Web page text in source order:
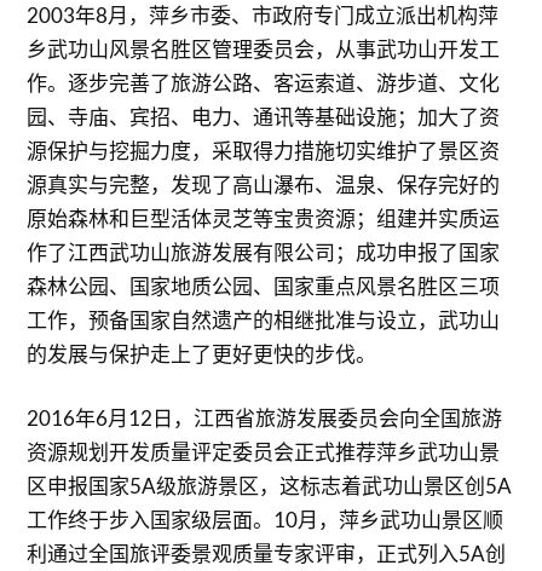
2003年8月，萍乡市委、市政府专门成立派出机构萍
乡武功山风景名胜区管理委员会，从事武功山开发工
作。逐步完善了旅游公路、客运索道、游步道、文化
园、寺庙、宾招、电力、通讯等基础设施；加大了资
源保护与挖掘力度，采取得力措施切实维护了景区资
源真实与完整，发现了高山瀑布、温泉、保存完好的
原始森林和巨型活体灵芝等宝贵资源；组建并实质运
作了江西武功山旅游发展有限公司；成功申报了国家
森林公园、国家地质公园、国家重点风景名胜区三项
工作，预备国家自然遗产的相继批准与设立，武功山
的发展与保护走上了更好更快的步伐。
2016年6月12日，江西省旅游发展委员会向全国旅游
资源规划开发质量评定委员会正式推荐萍乡武功山景
区申报国家5A级旅游景区，这标志着武功山景区创5A
工作终于步入国家级层面。10月，萍乡武功山景区顺
利通过全国旅评委景观质量专家评审，正式列入5A创